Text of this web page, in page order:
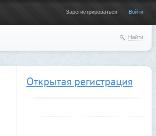
Зарегистрироваться Войти
Найти
Открытая регистрация